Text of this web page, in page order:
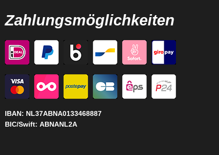
Zahlungsmöglichkeiten
IBAN: NL37ABNA0133468887
BIC/Swift: ABNANL2A